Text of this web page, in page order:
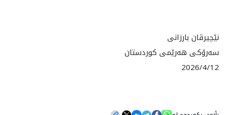
نێچیرڤان بارزانی
سەرۆکی هەرێمی کوردستان
2026/4/12